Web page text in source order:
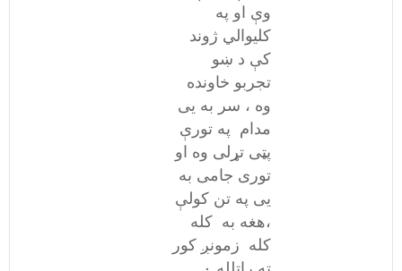
وې او په
کلیوالي ژوند
کې د ښو
تجربو خاونده
وه ، سر به یی
مدام په تورې
پټی تړلی وه او
توری جامی به
یی په تن کولې
،هغه به کله
کله زمونږ کور